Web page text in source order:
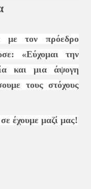
με τον πρόεδρο
«Εύχομαι την
και μια άψογη
τους στόχους
έχουμε μαζί μας!